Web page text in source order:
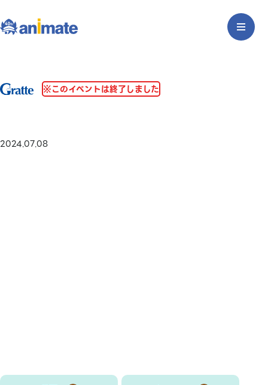
※このイベントは終了しました
2024.07.08